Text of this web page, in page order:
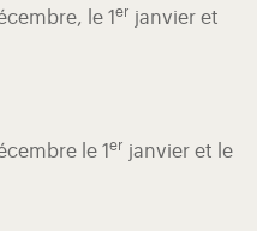
le 1 er janvier et
le 1 er janvier et le